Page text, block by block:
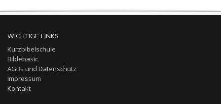
WICHTIGE LINKS
Kurzbibelschule
Biblebasic
AGBs und Datenschutz
Impressum
Kontakt